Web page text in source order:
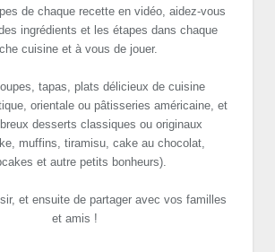
de chaque recette en vidéo, aidez-vous
ingrédients et les étapes dans chaque
cuisine et à vous de jouer.
tapas, plats délicieux de cuisine
orientale ou pâtisseries américaine, et
desserts classiques ou originaux
muffins, tiramisu, cake au chocolat,
et autre petits bonheurs).
et ensuite de partager avec vos familles
et amis !